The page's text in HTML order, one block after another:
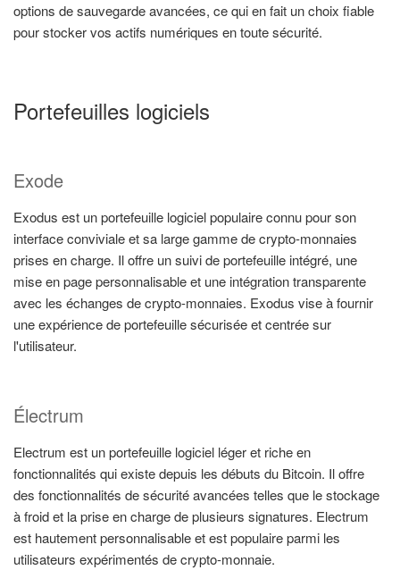
options de sauvegarde avancées, ce qui en fait un choix fiable
pour stocker vos actifs numériques en toute sécurité.
Portefeuilles logiciels
Exode
Exodus est un portefeuille logiciel populaire connu pour son
interface conviviale et sa large gamme de crypto-monnaies
prises en charge. Il offre un suivi de portefeuille intégré, une
mise en page personnalisable et une intégration transparente
avec les échanges de crypto-monnaies. Exodus vise à fournir
une expérience de portefeuille sécurisée et centrée sur
l'utilisateur.
Électrum
Electrum est un portefeuille logiciel léger et riche en
fonctionnalités qui existe depuis les débuts du Bitcoin. Il offre
des fonctionnalités de sécurité avancées telles que le stockage
à froid et la prise en charge de plusieurs signatures. Electrum
est hautement personnalisable et est populaire parmi les
utilisateurs expérimentés de crypto-monnaie.